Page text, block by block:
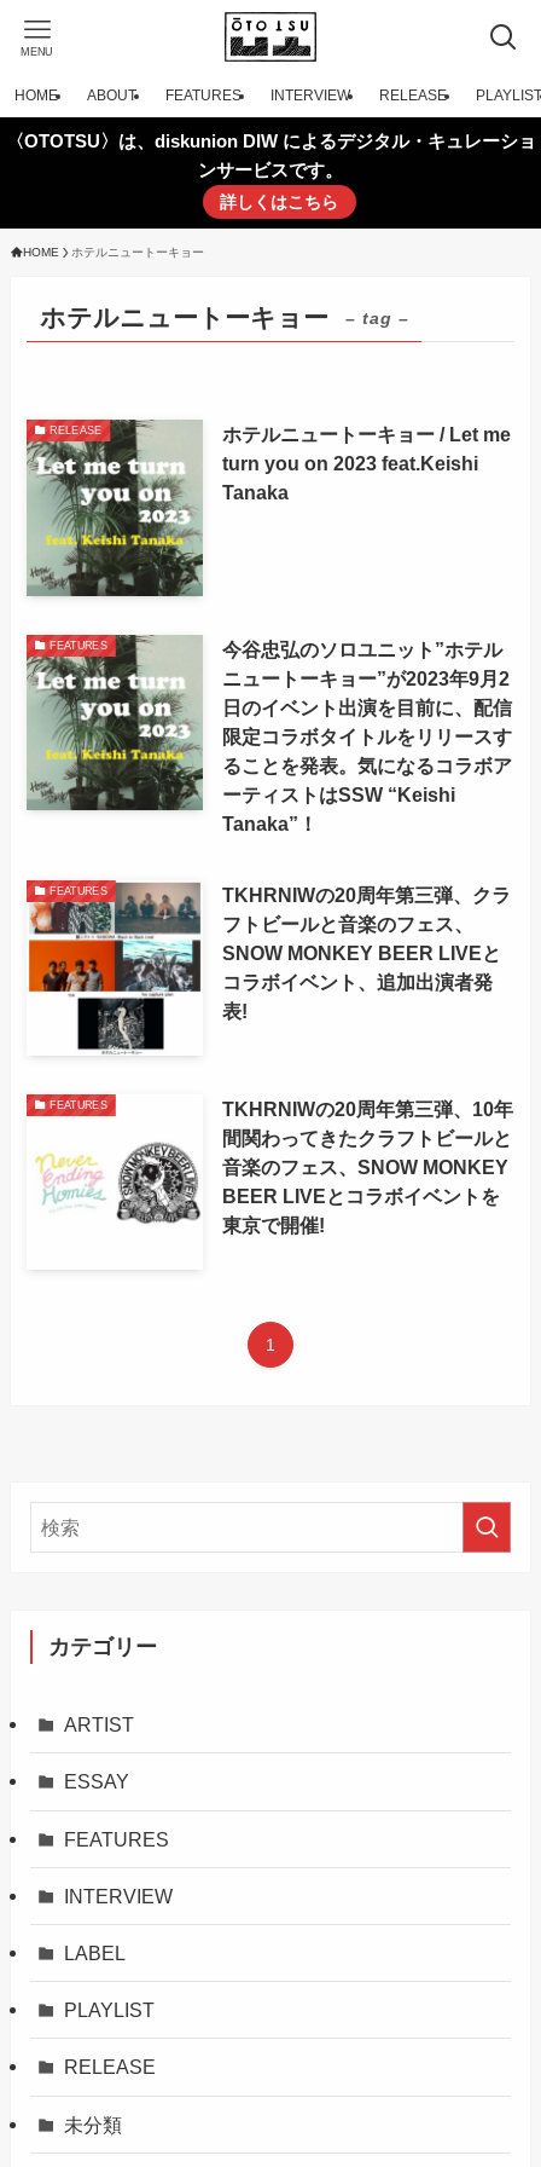
MENU
HOME ABOUT FEATURES INTERVIEW RELEASE PLAYLIST
〈OTOTSU〉は、diskunion DIW によるデジタル・キュレーショ
ンサービスです。
詳しくはこちら
HOME ホテルニュートーキョー
ホテルニュートーキョー – tag –
RELEASE
ホテルニュートーキョー / Let me
turn you on 2023 feat.Keishi
Tanaka
FEATURES
今谷忠弘のソロユニット”ホテル
ニュートーキョー”が2023年9月2
日のイベント出演を目前に、配信
限定コラボタイトルをリリースす
ることを発表。 気になるコラボア
ーティストはSSW “Keishi
Tanaka”！
FEATURES
TKHRNIWの20周年第三弾、クラ
フトビールと音楽のフェス、
SNOW MONKEY BEER LIVEと
コラボイベント、追加出演者発
表!
FEATURES
TKHRNIWの20周年第三弾、10年
間関わってきたクラフトビールと
音楽のフェス、SNOW MONKEY
BEER LIVEとコラボイベントを
東京で開催!
1
カテゴリー
ARTIST
ESSAY
FEATURES
INTERVIEW
LABEL
PLAYLIST
RELEASE
未分類